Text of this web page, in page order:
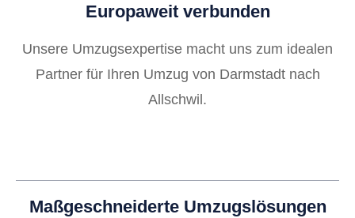
Europaweit verbunden
Unsere Umzugsexpertise macht uns zum idealen
Partner für Ihren Umzug von Darmstadt nach
Allschwil.
Maßgeschneiderte Umzugslösungen